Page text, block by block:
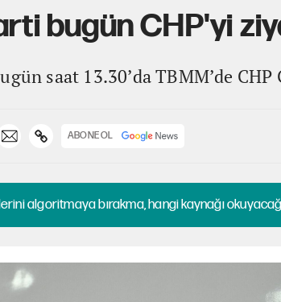
bugün CHP'yi
saat 13.30’da TBMM’de
ABONE OL
algoritmaya bırakma, hangi kaynağı